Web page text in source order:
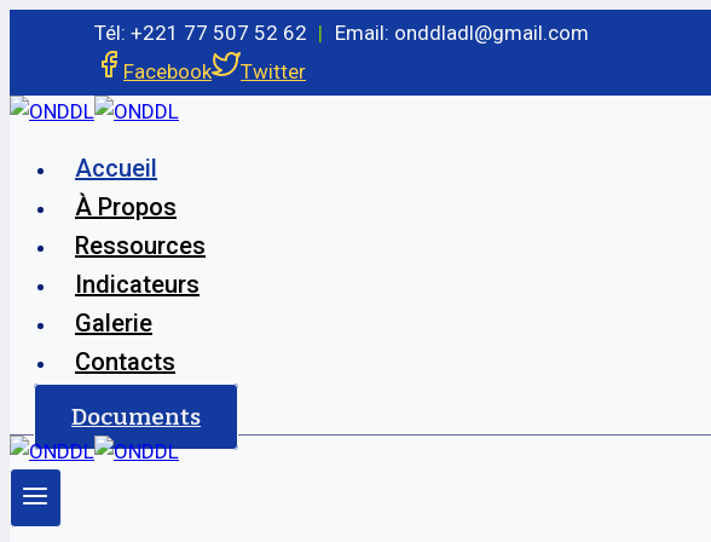
contenu
Tél: +221 77 507 52 62 | Email: onddladl@gmail.com
Facebook
Twitter
Accueil
À Propos
Ressources
Indicateurs
Galerie
Contacts
Documents